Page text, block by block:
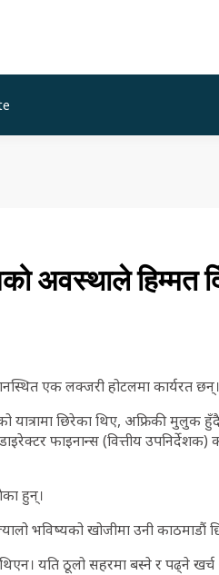
अवस्थाले हिम्मत
एक लक्जरी होटलमा कार्यरत छन्।
यात्रामा छिरेका थिए, अफ्रिकी
फाइनान्स (वित्तीय उपनिर्देशक)
हुन्।
भविष्यको खोजीमा उनी काठमाडौं
यति ठूलो सहरमा बस्ने र पढ्ने